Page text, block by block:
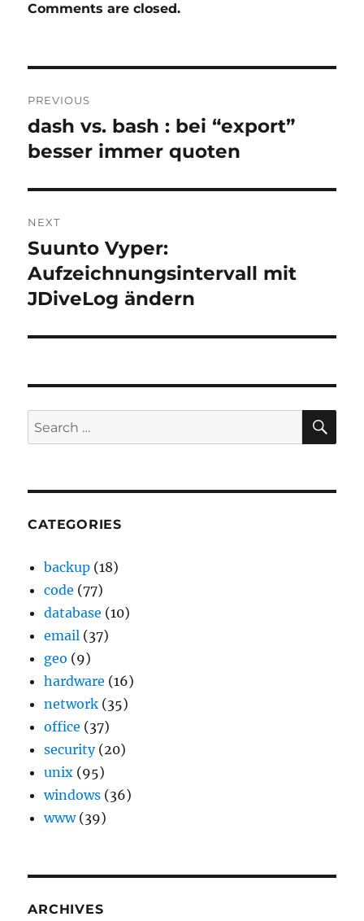
Comments are closed.
navigation
PREVIOUS
Previous
post:
dash vs. bash : bei “export”
besser immer quoten
NEXT
Next
post:
Suunto Vyper:
Aufzeichnungsintervall mit
JDiveLog ändern
Search
for:
CATEGORIES
backup (18)
code (77)
database (10)
email (37)
geo (9)
hardware (16)
network (35)
office (37)
security(20)
unix (95)
windows (36)
www(39)
ARCHIVES